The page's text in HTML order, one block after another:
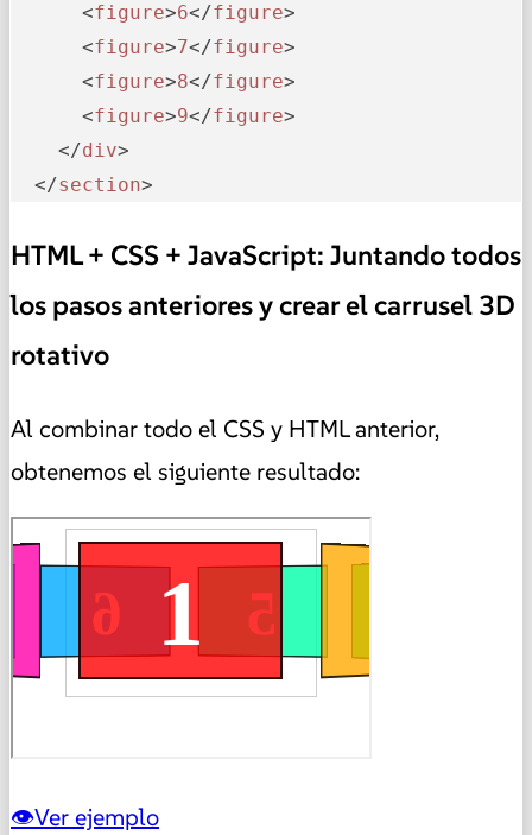
      <
figure>6</figure>
      <
figure>7</figure>
      <
figure>8</figure>
      <
figure>9</figure>
    </
div>
  </
section>
HTML + CSS + JavaScript: Juntando todos
los pasos anteriores y crear el carrusel 3D
rotativo
Al combinar todo el CSS y HTML anterior,
obtenemos el siguiente resultado:
Ver ejemplo